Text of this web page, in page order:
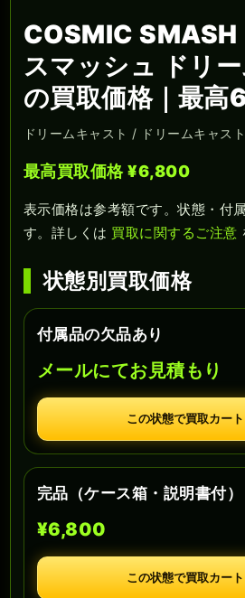
COSMIC SMASH
スマッシュ ドリ
の買取価格｜最高
ドリームキャスト / ドリームキャス
最高買取価格 ¥6,800
表示価格は参考額です。状態・付
す。詳しくは 買取に関するご注意
状態別買取価格
付属品の欠品あり
メールにてお見積もり
この状態で買取カー
完品（ケース箱・説明書付）
¥6,800
この状態で買取カー